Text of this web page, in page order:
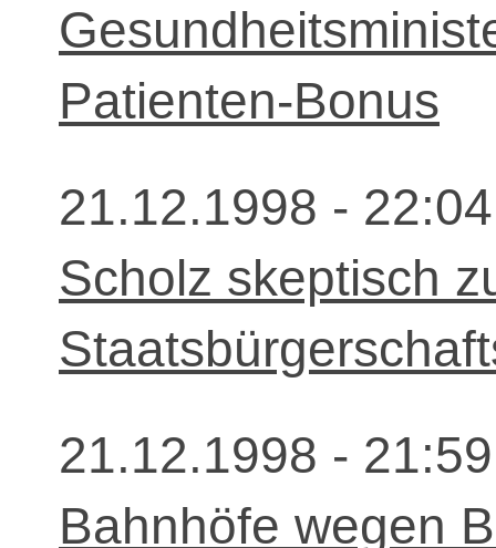
Patienten-Bonus
21.12.1998 -
Scholz skeptisch
21.12.1998 -
Bahnhöfe wegen